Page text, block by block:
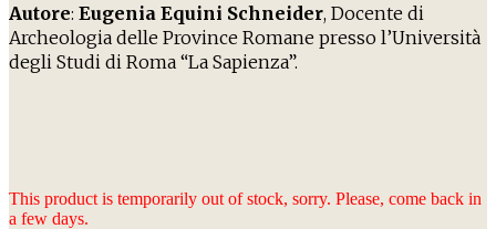
Autore: Eugenia Equini Schneider, Docente di
Archeologia delle Province Romane presso l’Università
degli Studi di Roma “La Sapienza”.
This product is temporarily out of stock, sorry. Please, come back in
a few days.